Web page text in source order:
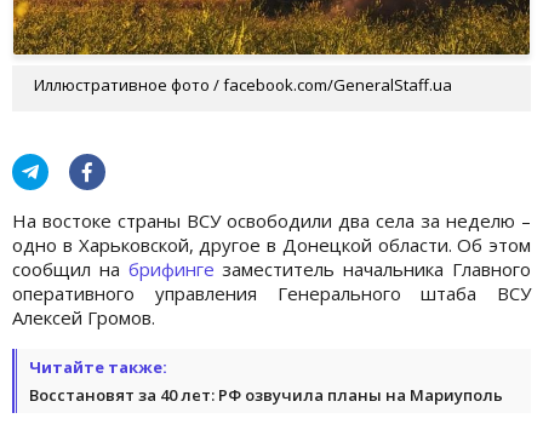
Иллюстративное фото / facebook.com/GeneralStaff.ua
На востоке страны ВСУ освободили два села за неделю –
одно в Харьковской, другое в Донецкой области. Об этом
сообщил на брифинге заместитель начальника Главного
оперативного управления Генерального штаба ВСУ
Алексей Громов.
Читайте также:
Восстановят за 40 лет: РФ озвучила планы на Мариуполь